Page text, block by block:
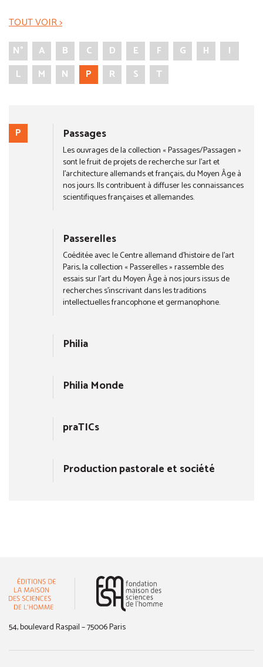
TOUT VOIR >
N°
A B C D E F G H
I
L
M N P R S T
P Passages
Les ouvrages de la collection « Passages/Passagen »
sont le fruit de projets de recherche sur l’art et
l’architecture allemands et français, du Moyen Âge à
nos jours. Ils contribuent à diffuser les connaissances
scientifiques françaises et allemandes.
Passerelles
Coéditée avec le Centre allemand d’histoire de l’art
Paris, la collection « Passerelles » rassemble des
essais sur l’art du Moyen Âge à nos jours issus de
recherches s’inscrivant dans les traditions
intellectuelles francophone et germanophone.
Philia
Philia Monde
praTICs
Production pastorale et société
54, boulevard Raspail – 75006 Paris